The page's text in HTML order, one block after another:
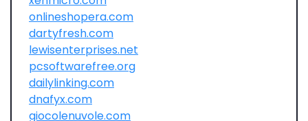
onlineshopera.com
dartyfresh.com
lewisenterprises.net
pcsoftwarefree.org
dailylinking.com
dnafyx.com
giocolenuvole.com